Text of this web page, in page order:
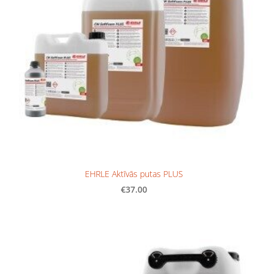
EHRLE Aktīvās putas PLUS
€37.00